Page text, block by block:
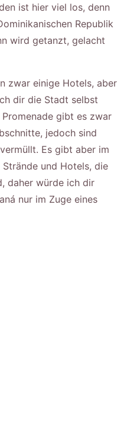
ist hier viel los, denn
Republik
wird getanzt, gelacht
zwar einige Hotels, aber
dir die Stadt selbst
gibt es zwar
jedoch sind
Es gibt aber im
und Hotels, die
daher würde ich dir
nur im Zuge eines